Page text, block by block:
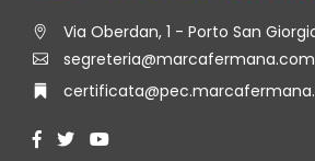
Via Oberdan, 1 - Porto San
segreteria@marcafermana.com